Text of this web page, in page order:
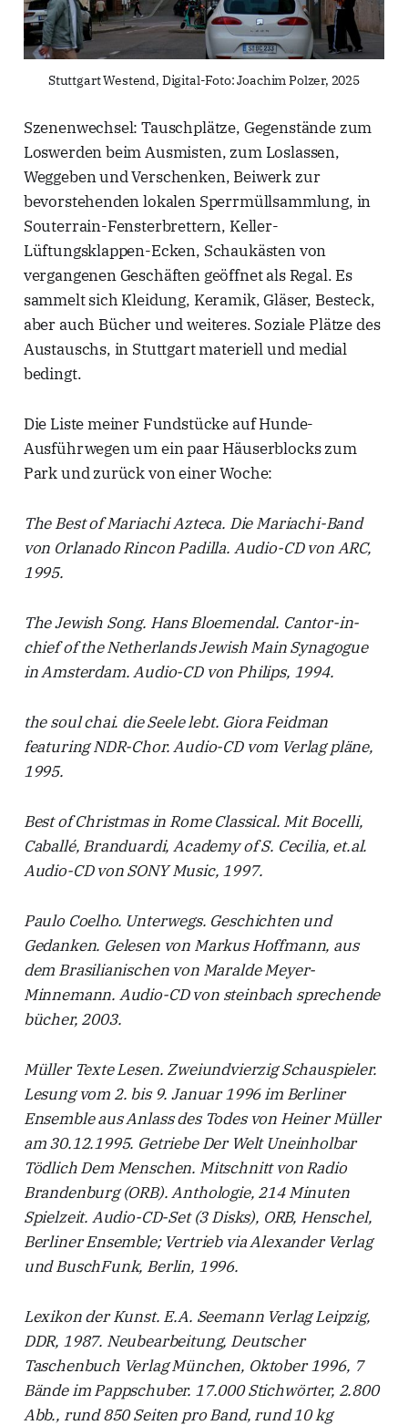
Stuttgart Westend, Digital-Foto: Joachim Polzer, 2025
Szenenwechsel: Tauschplätze, Gegenstände zum
Loswerden beim Ausmisten, zum Loslassen,
Weggeben und Verschenken, Beiwerk zur
bevorstehenden lokalen Sperrmüllsammlung, in
Souterrain-Fensterbrettern, Keller-
Lüftungsklappen-Ecken, Schaukästen von
vergangenen Geschäften geöffnet als Regal. Es
sammelt sich Kleidung, Keramik, Gläser, Besteck,
aber auch Bücher und weiteres. Soziale Plätze des
Austauschs, in Stuttgart materiell und medial
bedingt.
Die Liste meiner Fundstücke auf Hunde-
Ausführwegen um ein paar Häuserblocks zum
Park und zurück von einer Woche:
The Best of Mariachi Azteca. Die Mariachi-Band
von Orlanado Rincon Padilla. Audio-CD von ARC,
1995.
The Jewish Song. Hans Bloemendal. Cantor-in-
chief of the Netherlands Jewish Main Synagogue
in Amsterdam. Audio-CD von Philips, 1994.
the soul chai. die Seele lebt. Giora Feidman
featuring NDR-Chor. Audio-CD vom Verlag pläne,
1995.
Best of Christmas in Rome Classical. Mit Bocelli,
Caballé, Branduardi, Academy of S. Cecilia, et.al.
Audio-CD von SONY Music, 1997.
Paulo Coelho. Unterwegs. Geschichten und
Gedanken. Gelesen von Markus Hoffmann, aus
dem Brasilianischen von Maralde Meyer-
Minnemann. Audio-CD von steinbach sprechende
bücher, 2003.
Müller Texte Lesen. Zweiundvierzig Schauspieler.
Lesung vom 2. bis 9. Januar 1996 im Berliner
Ensemble aus Anlass des Todes von Heiner Müller
am 30.12.1995. Getriebe Der Welt Uneinholbar
Tödlich Dem Menschen. Mitschnitt von Radio
Brandenburg (ORB). Anthologie, 214 Minuten
Spielzeit. Audio-CD-Set (3 Disks), ORB, Henschel,
Berliner Ensemble; Vertrieb via Alexander Verlag
und BuschFunk, Berlin, 1996.
Lexikon der Kunst. E.A. Seemann Verlag Leipzig,
DDR, 1987. Neubearbeitung, Deutscher
Taschenbuch Verlag München, Oktober 1996, 7
Bände im Pappschuber. 17.000 Stichwörter, 2.800
Abb., rund 850 Seiten pro Band, rund 10 kg